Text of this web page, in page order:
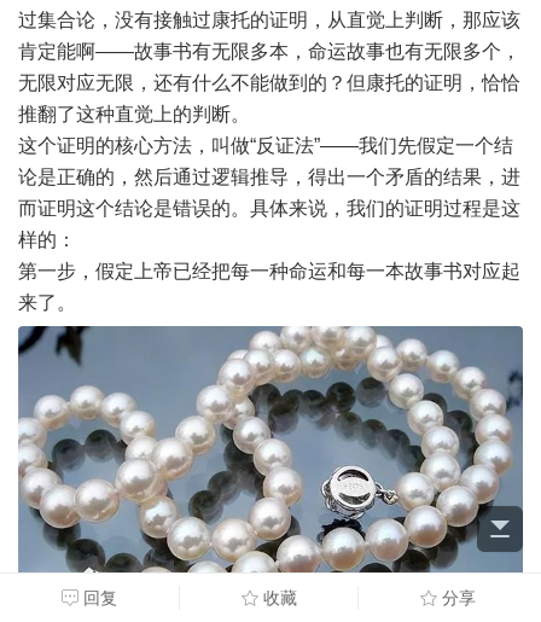
过集合论，没有接触过康托的证明，从直觉上判断，那应该
肯定能啊——故事书有无限多本，命运故事也有无限多个，
无限对应无限，还有什么不能做到的？但康托的证明，恰恰
推翻了这种直觉上的判断。
这个证明的核心方法，叫做“反证法”——我们先假定一个结
论是正确的，然后通过逻辑推导，得出一个矛盾的结果，进
而证明这个结论是错误的。具体来说，我们的证明过程是这
样的：
第一步，假定上帝已经把每一种命运和每一本故事书对应起
来了。
回复 收藏 分享